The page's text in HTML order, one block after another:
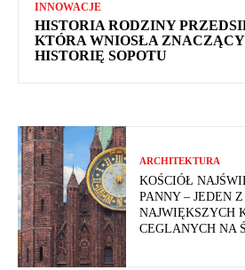
INNOWACJE
HISTORIA RODZINY
KTÓRA WNIOSŁA
HISTORIĘ SOPOTU
ARCHITEKTURA
KOŚCIÓŁ
PANNY – JEDEN
NAJWIĘKSZYCH
CEGLANYCH NA